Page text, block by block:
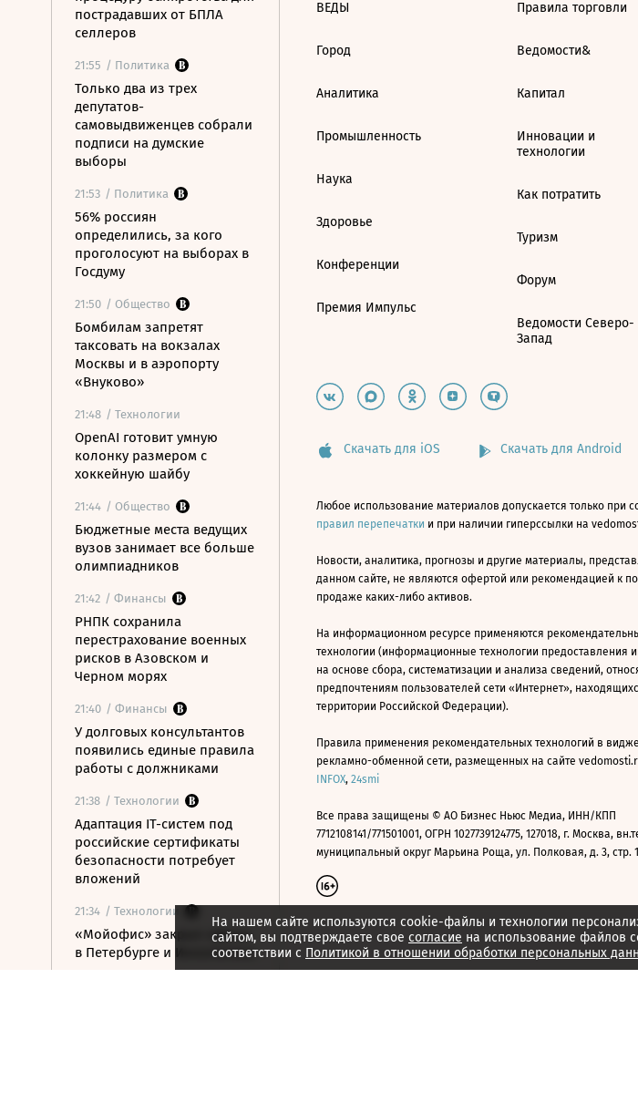
пострадавших от БПЛА
селлеров
21:55 / Политика
Только два из трех
депутатов-
самовыдвиженцев собрали
подписи на думские
выборы
21:53 / Политика
56% россиян
определились, за кого
проголосуют на выборах в
Госдуму
21:50 / Общество
Бомбилам запретят
таксовать на вокзалах
Москвы и в аэропорту
«Внуково»
21:48 / Технологии
OpenAI готовит умную
колонку размером с
хоккейную шайбу
21:44 / Общество
Бюджетные места ведущих
вузов занимает все больше
олимпиадников
21:42 / Финансы
РНПК сохранила
перестрахование военных
рисков в Азовском и
Черном морях
21:40 / Финансы
У долговых консультантов
появились единые правила
работы с должниками
21:38 / Технологии
Адаптация IT-систем под
российские сертификаты
безопасности потребует
вложений
21:34 / Технологии
«Мойофис» закрыл офисы
в Петербурге и Иннополисе
На нашем сайте используются cookie-файлы и технологии
сайтом, вы подтверждаете свое согласие на использование файлов
соответствии с Политикой в отношении обработки персональных
ВЕДЫ
Город
Аналитика
Промышленность
Наука
Здоровье
Конференции
Премия Импульс
Правила торговли
Ведомости&
Капитал
Инновации и
технологии
Как потратить
Туризм
Форум
Ведомости Северо-
Запад
Скачать для iOS Скачать для Android
Любое использование материалов допускается только при
правил перепечатки и при наличии гиперссылки на
Новости, аналитика, прогнозы и другие материалы,
данном сайте, не являются офертой или рекомендацией к
продаже каких-либо активов.
На информационном ресурсе применяются
технологии (информационные технологии предоставления
на основе сбора, систематизации и анализа сведений,
предпочтениям пользователей сети «Интернет»,
территории Российской Федерации).
Правила применения рекомендательных технологий в
рекламно-обменной сети, размещенных на сайте
INFOX, 24smi
Все права защищены © АО Бизнес Ньюс Медиа, ИНН/КПП
7712108141/771501001, ОГРН 1027739124775, 127018, г. Москва,
муниципальный округ Марьина Роща, ул. Полковая, д. 3, стр.